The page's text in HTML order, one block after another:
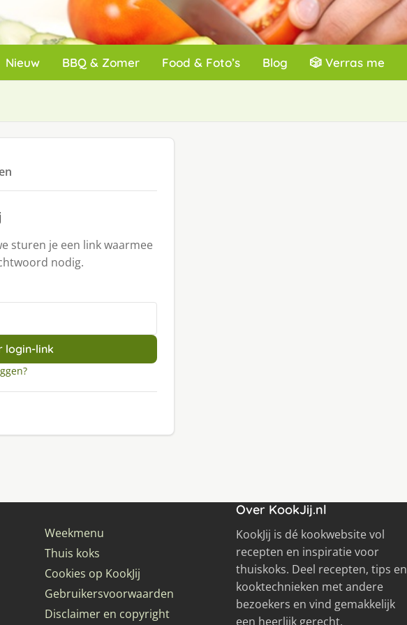
Nieuw BBQ & Zomer Food & Foto’s Blog 🎲 Verras me
sturen je een link waarmee
nodig.
login-link
Weekmenu
Thuis koks
Cookies op KookJij
Gebruikersvoorwaarden
Disclaimer en copyright
Over KookJij.nl
KookJij is dé kookwebsite vol
recepten en inspiratie voor
thuiskoks. Deel recepten, tips en
kooktechnieken met andere
bezoekers en vind gemakkelijk
een heerlijk gerecht.